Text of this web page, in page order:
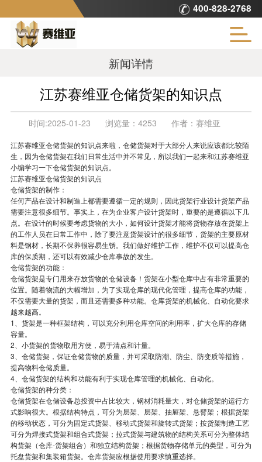
400-828-2768
新闻详情
江苏赛维亚仓储货架的知识点
时间:2025-01-23 浏览量： 4253 作者： 赛维亚
江苏赛维亚仓储货架的知识点来啦，仓储货架对于大部分人来说应该都比较陌
生，因为仓储货架在我们日常生活中并不常见，所以我们一起来和江苏赛维亚
小编学习一下仓储货架的知识点。
江苏赛维亚仓储货架的知识点
仓储货架的制作：
任何产品在设计和制造上都需要遵循一定的规则，因此货架行业设计货架产品
需要注意很多细节。事实上，在为企业客户设计货架时，重要的是遵循以下几
点。在设计的时候要考虑货物的大小，如何设计货架才能将货物存放在货架上
的工作人员在日常工作中，除了要注意货架设计的很多细节，货架的主要原材
料是钢材，长期不保养很容易生锈。我们做好维护工作，维护不仅可以提高仓
库的保质期，还可以有效减少仓库事故的发生。
仓储货架的功能：
仓储货架是专门用来存放货物的仓储设备！货架在小型仓库中占有非常重要的
位置。随着物流的大幅增加，为了实现仓库的现代化管理，提高仓库的功能，
不仅需要大量的货架，而且还需要多种功能。仓库货架的机械化、自动化要求
越来越高。
1、货架是一种框架结构，可以充分利用仓库空间的利用率，扩大仓库的存储
容量。
2、小货架的货物取用方便，易于清点和计量。
3、仓储货架，保证仓储货物的质量，并可采取防潮、防尘、防变质等措施，
提高物料仓储质量。
4、仓储货架的结构和功能有利于实现仓库管理的机械化、自动化。
仓储货架的种分类：
仓储货架在仓储设备总投资中占比较大，钢材消耗量大，对仓储货架的运行方
式影响很大。根据结构特点，可分为层架、层架、抽屉架、悬臂架；根据货架
的移动状态，可分为固定式货架、移动式货架和旋转式货架；按货架制造工艺
可分为焊接式货架和组合式货架；拉式货架与建筑物的结构关系可分为整体结
构货架（仓库-货架组合）和独立结构货架；根据货物存储单元的类型，可分为
托盘货架和集装箱货架。 仓库货架应根据使用要求慎重选择。